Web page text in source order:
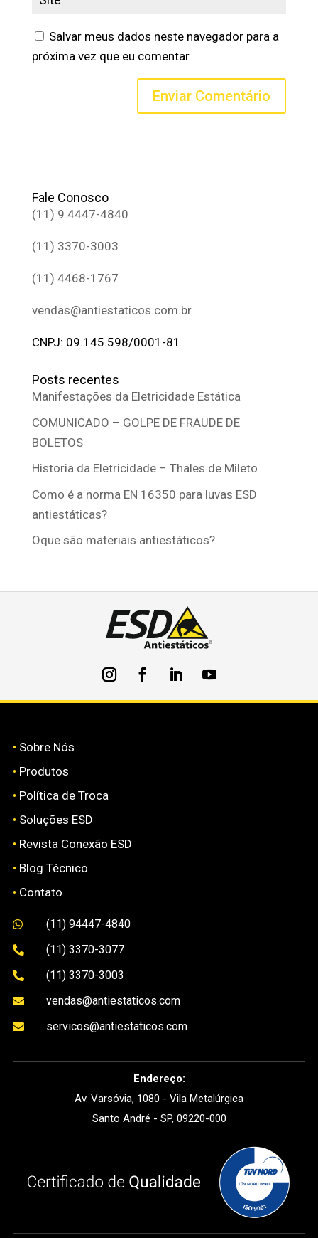
Salvar meus dados neste navegador para a
próxima vez que eu comentar.
Fale Conosco
(11) 9.4447-4840
(11) 3370-3003
(11) 4468-1767
vendas@antiestaticos.com.br
CNPJ: 09.145.598/0001-81
Posts recentes
Manifestações da Eletricidade Estática
COMUNICADO – GOLPE DE FRAUDE DE
BOLETOS
Historia da Eletricidade – Thales de Mileto
Como é a norma EN 16350 para luvas ESD
antiestáticas?
Oque são materiais antiestáticos?
• Sobre Nós
• Produtos
• Política de Troca
• Soluções ESD
• Revista Conexão ESD
• Blog Técnico
• Contato
 (11) 94447-4840
 (11) 3370-3077
 (11) 3370-3003
 vendas@antiestaticos.com
 servicos@antiestaticos.com
Endereço:
Av. Varsóvia, 1080 - Vila Metalúrgica
Santo André - SP, 09220-000